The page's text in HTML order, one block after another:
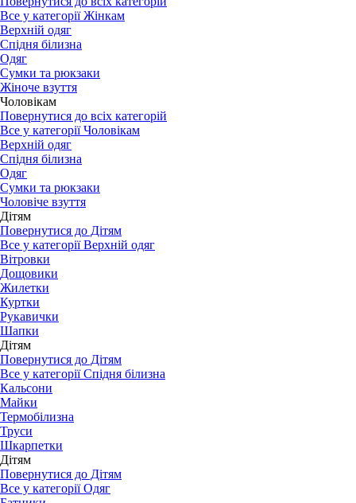
Все у категорії Жінкам
Верхній одяг
Спідня білизна
Одяг
Сумки та рюкзаки
Жіноче взуття
Чоловікам
Повернутися до всіх категорій
Все у категорії Чоловікам
Верхній одяг
Спідня білизна
Одяг
Сумки та рюкзаки
Чоловіче взуття
Дітям
Повернутися до Дітям
Все у категорії Верхній одяг
Вітровки
Дощовики
Жилетки
Куртки
Рукавички
Шапки
Дітям
Повернутися до Дітям
Все у категорії Спідня білизна
Кальсони
Майки
Термобілизна
Труси
Шкарпетки
Дітям
Повернутися до Дітям
Все у категорії Одяг